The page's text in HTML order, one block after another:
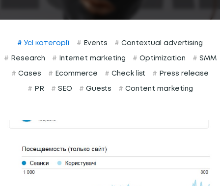
# Усі категорії # Events # Contextual advertising
# Research # Internet marketing # Optimization # SMM
# Cases # Ecommerce # Сheck list # Press release
# PR # SEO # Guests # Content marketing